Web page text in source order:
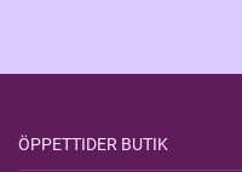
ÖPPETTIDER BUTIK